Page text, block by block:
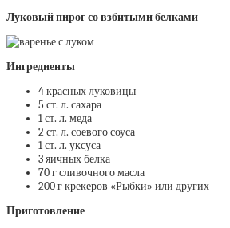
Луковый пирог со взбитыми белками
Ингредиенты
4 красных луковицы
5 ст. л. сахара
1 ст. л. меда
2 ст. л. соевого соуса
1 ст. л. уксуса
3 яичных белка
70 г сливочного масла
200 г крекеров «‎Рыбки»‎ или других
Приготовление